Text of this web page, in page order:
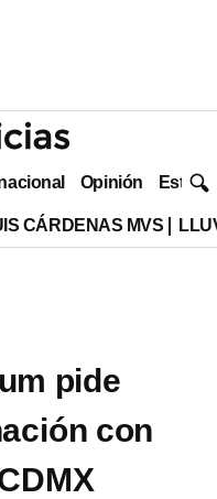
Opinión Estilo
CÁRDENAS MVS
pide
con